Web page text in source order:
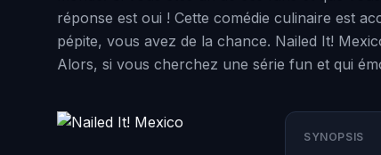
réponse est oui ! Cette comédie culinaire est
pépite, vous avez de la chance. Nailed It!
Alors, si vous cherchez une série fun et qui
SYNOPSIS